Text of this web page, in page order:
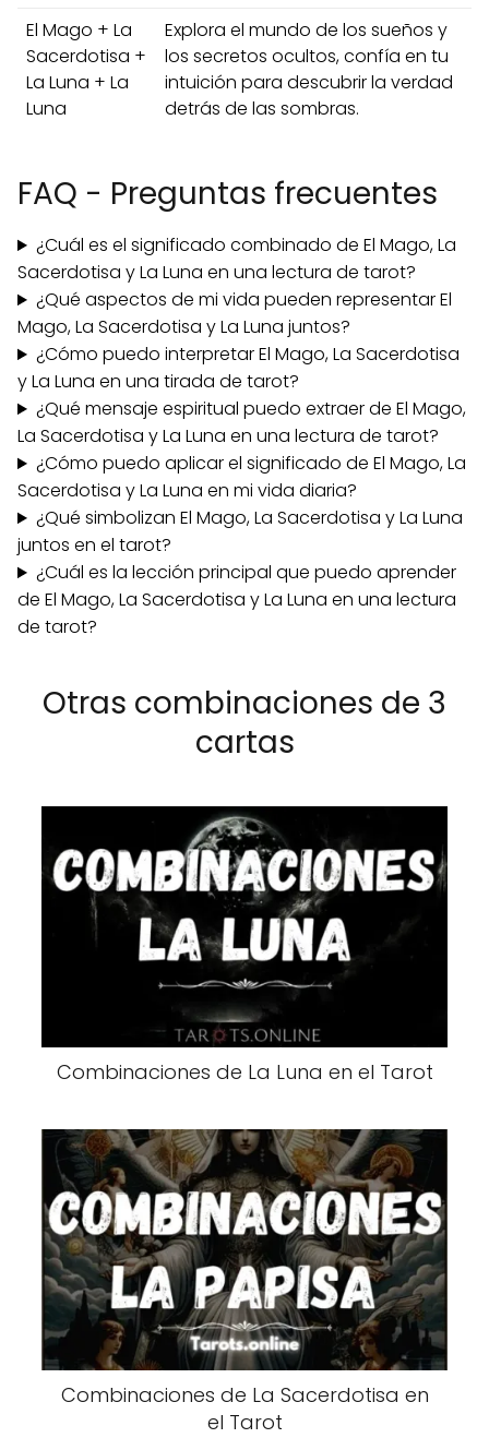
El Mago + La
Sacerdotisa +
La Luna + La
Luna
Explora el mundo de los sueños y
los secretos ocultos, confía en tu
intuición para descubrir la verdad
detrás de las sombras.
FAQ - Preguntas frecuentes
¿Cuál es el significado combinado de El Mago, La
Sacerdotisa y La Luna en una lectura de tarot?
¿Qué aspectos de mi vida pueden representar El
Mago, La Sacerdotisa y La Luna juntos?
¿Cómo puedo interpretar El Mago, La Sacerdotisa
y La Luna en una tirada de tarot?
¿Qué mensaje espiritual puedo extraer de El Mago,
La Sacerdotisa y La Luna en una lectura de tarot?
¿Cómo puedo aplicar el significado de El Mago, La
Sacerdotisa y La Luna en mi vida diaria?
¿Qué simbolizan El Mago, La Sacerdotisa y La Luna
juntos en el tarot?
¿Cuál es la lección principal que puedo aprender
de El Mago, La Sacerdotisa y La Luna en una lectura
de tarot?
Otras combinaciones de 3
cartas
Combinaciones de La Luna en el Tarot
Combinaciones de La Sacerdotisa en
el Tarot